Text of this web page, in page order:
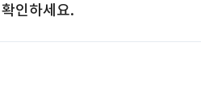
인하세요.